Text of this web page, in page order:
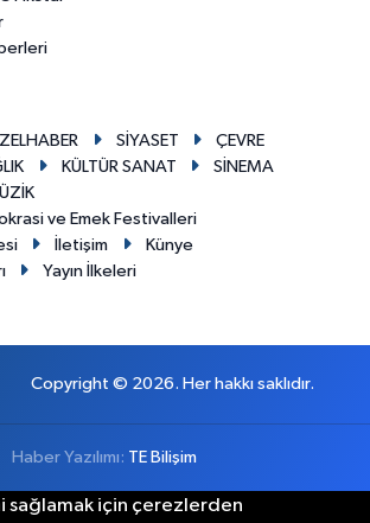
SİYASET
ÇEVRE
KÜLTÜR SANAT
SİNEMA
ve Emek Festivalleri
İletişim
Künye
Yayın İlkeleri
Copyright © 2026. Her hakkı saklıdır.
Haber Yazılımı: TE Bilişim
sağlamak için çerezlerden